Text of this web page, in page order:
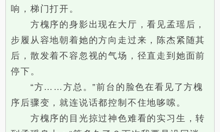
响，梯门打开。
方槐序的身影出现在大厅，看见孟瑶后，
步履从容地朝着她的方向走过来，陈杰紧随其
后，散发着不容忽视的气场，径直走到她面前
停下。
“方……方总。”前台的脸色在看见了方槐
序后骤变，就连说话都控制不住地哆嗦。
方槐序的目光掠过神色难看的实习生，转